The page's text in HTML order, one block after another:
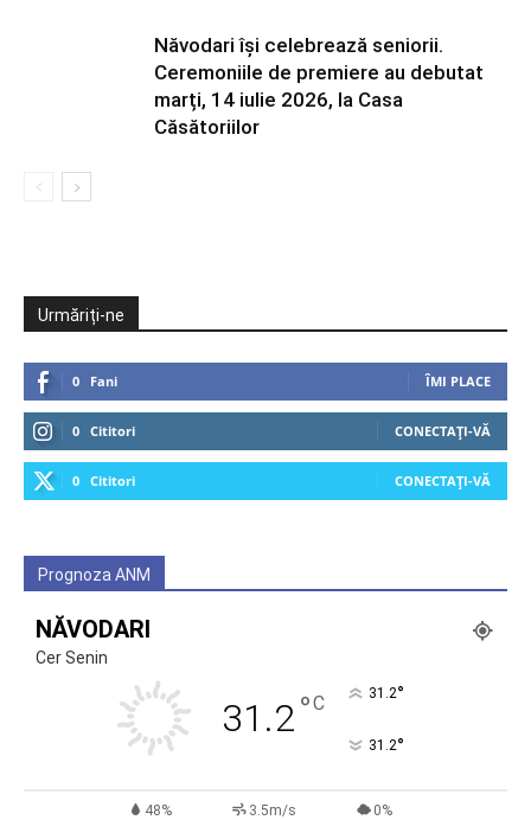
Năvodari își celebrează seniorii.
Ceremoniile de premiere au debutat
marți, 14 iulie 2026, la Casa
Căsătoriilor
Urmăriți-ne
0 Fani ÎMI PLACE
0 Cititori CONECTAȚI-VĂ
0 Cititori CONECTAȚI-VĂ
Prognoza ANM
NĂVODARI
Cer Senin
31.2°C 31.2°
31.2°
48% 3.5m/s 0%